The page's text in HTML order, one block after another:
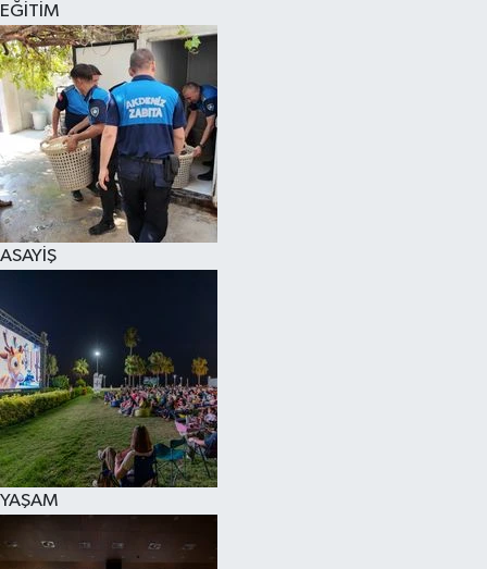
EĞİTİM
ASAYİŞ
YAŞAM